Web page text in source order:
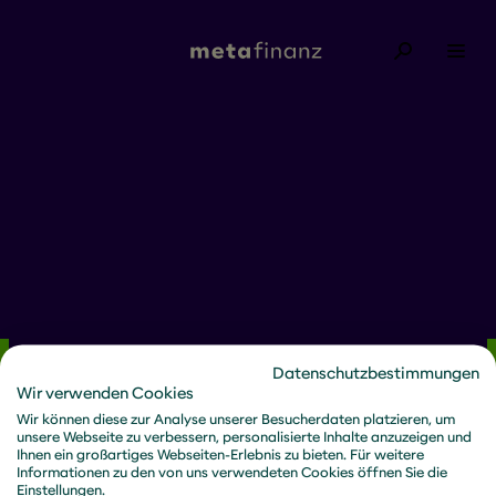
Nach erfolgreicher Registrierung erhalten Sie
innerhalb der nächsten 15 Minuten eine
Bestätigungs-Mail mit dem Link zum Download.
Wir bringen
Zukunftsfähigkeit
ans Licht.
Datenschutzbestimmungen
Wir verwenden Cookies
Wir können diese zur Analyse unserer Besucherdaten platzieren, um
unsere Webseite zu verbessern, personalisierte Inhalte anzuzeigen und
Ihnen ein großartiges Webseiten-Erlebnis zu bieten. Für weitere
Informationen zu den von uns verwendeten Cookies öffnen Sie die
Einstellungen.